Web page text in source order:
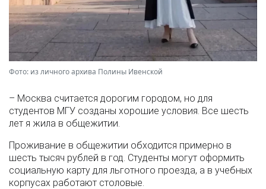
Фото: из личного архива Полины Ивенской
– Москва считается дорогим городом, но для
студентов МГУ созданы хорошие условия. Все шесть
лет я жила в общежитии.
Проживание в общежитии обходится примерно в
шесть тысяч рублей в год. Студенты могут оформить
социальную карту для льготного проезда, а в учебных
корпусах работают столовые.